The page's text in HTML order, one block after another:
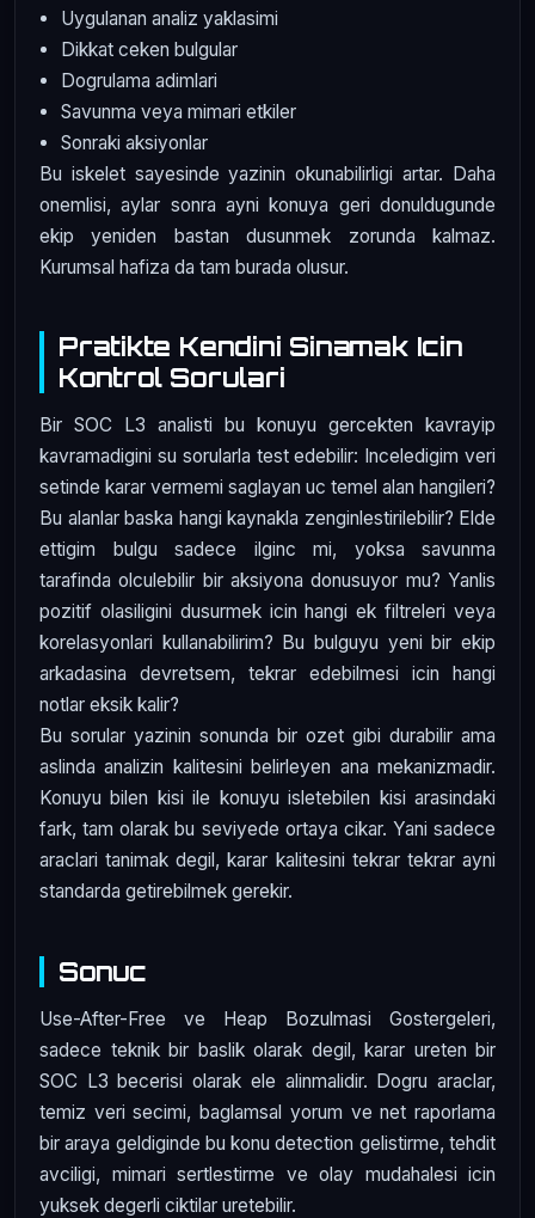
Uygulanan analiz yaklasimi
Dikkat ceken bulgular
Dogrulama adimlari
Savunma veya mimari etkiler
Sonraki aksiyonlar
Bu iskelet sayesinde yazinin okunabilirligi artar. Daha
onemlisi, aylar sonra ayni konuya geri donuldugunde
ekip yeniden bastan dusunmek zorunda kalmaz.
Kurumsal hafiza da tam burada olusur.
Pratikte Kendini Sinamak Icin
Kontrol Sorulari
Bir SOC L3 analisti bu konuyu gercekten kavrayip
kavramadigini su sorularla test edebilir: Inceledigim veri
setinde karar vermemi saglayan uc temel alan hangileri?
Bu alanlar baska hangi kaynakla zenginlestirilebilir? Elde
ettigim bulgu sadece ilginc mi, yoksa savunma
tarafinda olculebilir bir aksiyona donusuyor mu? Yanlis
pozitif olasiligini dusurmek icin hangi ek filtreleri veya
korelasyonlari kullanabilirim? Bu bulguyu yeni bir ekip
arkadasina devretsem, tekrar edebilmesi icin hangi
notlar eksik kalir?
Bu sorular yazinin sonunda bir ozet gibi durabilir ama
aslinda analizin kalitesini belirleyen ana mekanizmadir.
Konuyu bilen kisi ile konuyu isletebilen kisi arasindaki
fark, tam olarak bu seviyede ortaya cikar. Yani sadece
araclari tanimak degil, karar kalitesini tekrar tekrar ayni
standarda getirebilmek gerekir.
Sonuc
Use-After-Free ve Heap Bozulmasi Gostergeleri,
sadece teknik bir baslik olarak degil, karar ureten bir
SOC L3 becerisi olarak ele alinmalidir. Dogru araclar,
temiz veri secimi, baglamsal yorum ve net raporlama
bir araya geldiginde bu konu detection gelistirme, tehdit
avciligi, mimari sertlestirme ve olay mudahalesi icin
yuksek degerli ciktilar uretebilir.